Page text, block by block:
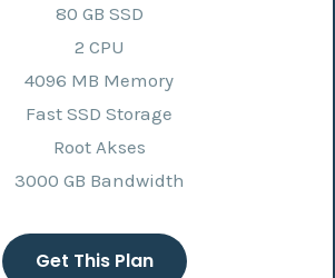
80 GB SSD
2 CPU
4096 MB Memory
Fast SSD Storage
Root Akses
3000 GB Bandwidth
Get This Plan